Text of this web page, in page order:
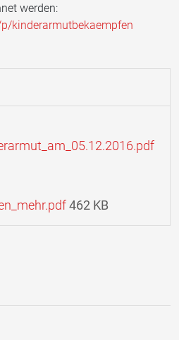
werden:
kinderarmutbekaempfen
462 KB